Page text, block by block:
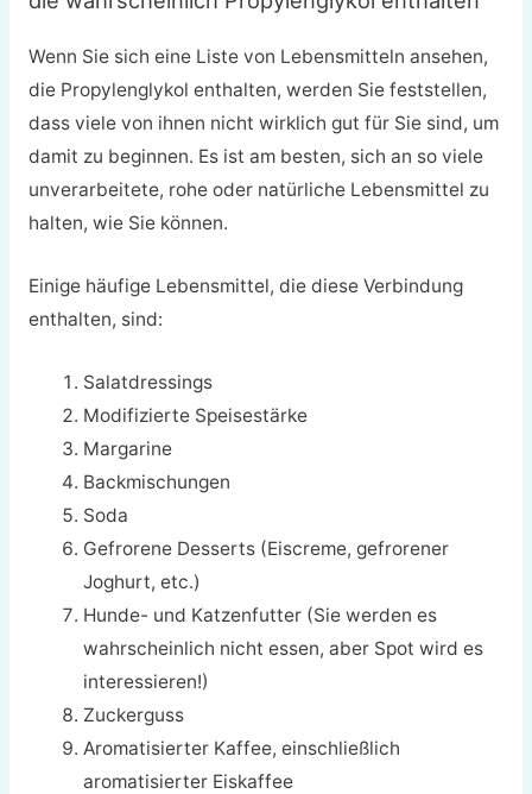
Wenn Sie sich eine Liste von Lebensmitteln ansehen,
die Propylenglykol enthalten, werden Sie feststellen,
dass viele von ihnen nicht wirklich gut für Sie sind, um
damit zu beginnen. Es ist am besten, sich an so viele
unverarbeitete, rohe oder natürliche Lebensmittel zu
halten, wie Sie können.
Einige häufige Lebensmittel, die diese Verbindung
enthalten, sind:
Salatdressings
Modifizierte Speisestärke
Margarine
Backmischungen
Soda
Gefrorene Desserts (Eiscreme, gefrorener
Joghurt, etc.)
Hunde- und Katzenfutter (Sie werden es
wahrscheinlich nicht essen, aber Spot wird es
interessieren!)
Zuckerguss
Aromatisierter Kaffee, einschließlich
aromatisierter Eiskaffee